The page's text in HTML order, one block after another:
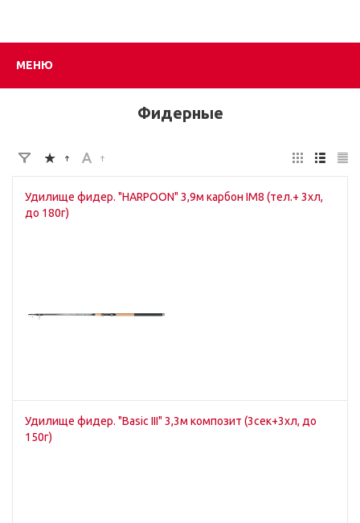
МЕНЮ
Фидерные
Удилище фидер. "HARPOON" 3,9м карбон IM8 (тел.+ 3хл,
до 180г)
Удилище фидер. "Basic III" 3,3м композит (3сек+3хл, до
150г)